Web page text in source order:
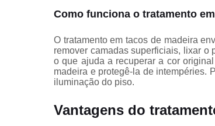
Como funciona o tratamento
O tratamento em tacos de madeira
remover camadas superficiais, lixar
o que ajuda a recuperar a cor
madeira e protegê-la de intempéries.
iluminação do piso.
Vantagens do